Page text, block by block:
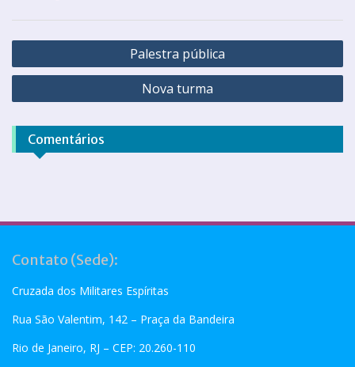
Palestra pública
Nova turma
Comentários
Contato (Sede):
Cruzada dos Militares Espíritas
Rua São Valentim, 142 – Praça da Bandeira
Rio de Janeiro, RJ – CEP: 20.260-110